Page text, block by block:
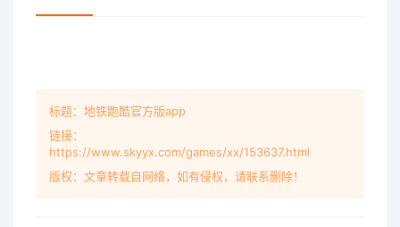
标题：地铁跑酷官方版app
链接：
https://www.skyyx.com/games/xx/153637.html
版权：文章转载自网络，如有侵权，请联系删除！